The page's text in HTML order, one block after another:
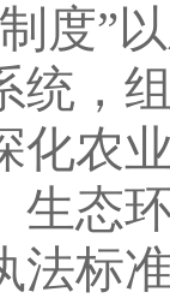
度”
统，
化农
生态
法标